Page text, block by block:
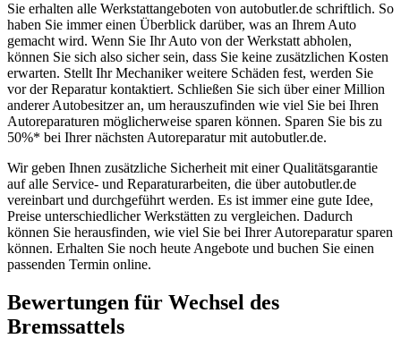
Sie erhalten alle Werkstattangeboten von autobutler.de schriftlich. So
haben Sie immer einen Überblick darüber, was an Ihrem Auto
gemacht wird. Wenn Sie Ihr Auto von der Werkstatt abholen,
können Sie sich also sicher sein, dass Sie keine zusätzlichen Kosten
erwarten. Stellt Ihr Mechaniker weitere Schäden fest, werden Sie
vor der Reparatur kontaktiert. Schließen Sie sich über einer Million
anderer Autobesitzer an, um herauszufinden wie viel Sie bei Ihren
Autoreparaturen möglicherweise sparen können. Sparen Sie bis zu
50%* bei Ihrer nächsten Autoreparatur mit autobutler.de.
Wir geben Ihnen zusätzliche Sicherheit mit einer Qualitätsgarantie
auf alle Service- und Reparaturarbeiten, die über autobutler.de
vereinbart und durchgeführt werden. Es ist immer eine gute Idee,
Preise unterschiedlicher Werkstätten zu vergleichen. Dadurch
können Sie herausfinden, wie viel Sie bei Ihrer Autoreparatur sparen
können. Erhalten Sie noch heute Angebote und buchen Sie einen
passenden Termin online.
Bewertungen für Wechsel des
Bremssattels